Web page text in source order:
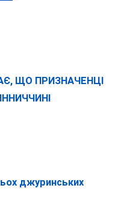
ЩО ПРИЗНАЧЕНЦІ
джуринських